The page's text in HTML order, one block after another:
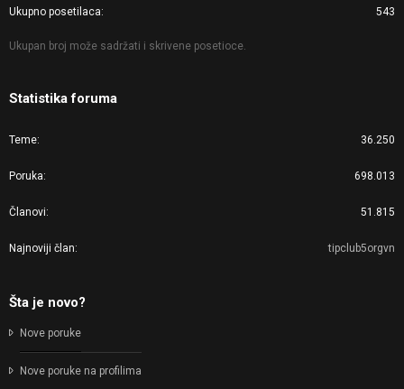
Ukupno posetilaca 543
Ukupan broj može sadržati i skrivene posetioce.
Statistika foruma
Teme 36.250
Poruka 698.013
Članovi 51.815
Najnoviji član tipclub5orgvn
Šta je novo?
Nove poruke
Nove poruke na profilima